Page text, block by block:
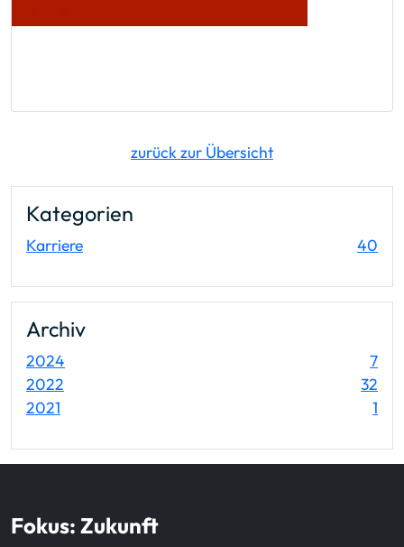
zurück zur Übersicht
Kategorien
Karriere 40
Archiv
2024 7
2022
32
2021
1
Fokus: Zukunft